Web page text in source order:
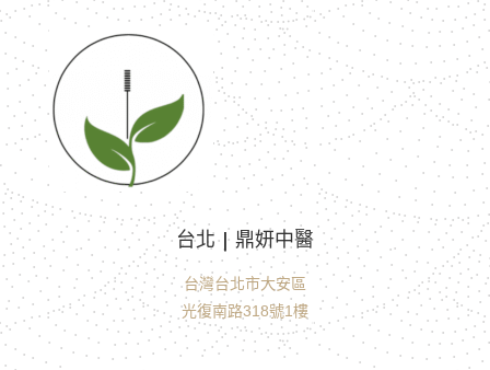
台北 | 鼎妍中醫
台灣台北市大安區
光復南路318號1樓